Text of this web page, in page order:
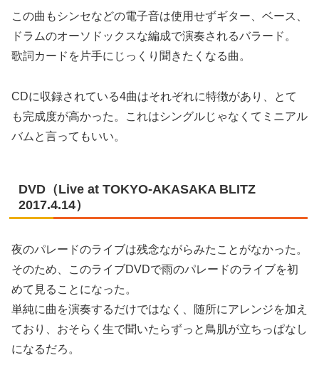
この曲もシンセなどの電子音は使用せずギター、ベース、
ドラムのオーソドックスな編成で演奏されるバラード。
歌詞カードを片手にじっくり聞きたくなる曲。
CDに収録されている4曲はそれぞれに特徴があり、とて
も完成度が高かった。これはシングルじゃなくてミニアル
バムと言ってもいい。
DVD（Live at TOKYO-AKASAKA BLITZ
2017.4.14）
夜のパレードのライブは残念ながらみたことがなかった。
そのため、このライブDVDで雨のパレードのライブを初
めて見ることになった。
単純に曲を演奏するだけではなく、随所にアレンジを加え
ており、おそらく生で聞いたらずっと鳥肌が立ちっぱなし
になるだろ。